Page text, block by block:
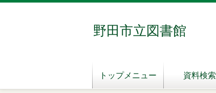
野田市立図書館
トップメニュー 資料検索